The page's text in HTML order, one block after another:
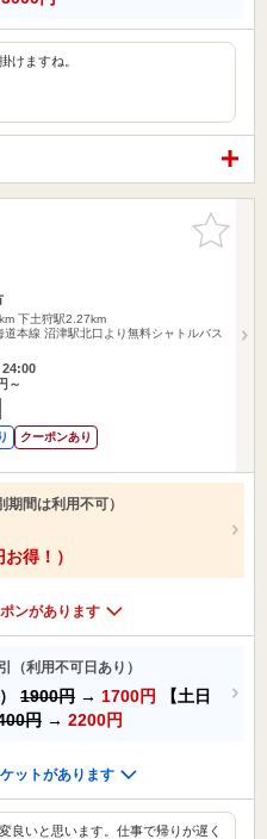
けますね。
お気に入
りに追加
下土狩駅2.27km
道本線 沼津駅北口より無料シャトルバス
24:00
～
クーポンあり
期間は利用不可）
得！）
ンがあります
（利用不可日あり）
1900円 → 1700円
【土日
円 → 2200円
ットがあります
良いと思います。仕事で帰りが遅く